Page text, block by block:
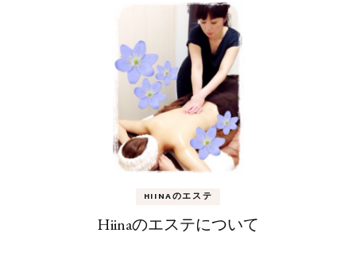
HIINAのエステ
Hiinaのエステについて